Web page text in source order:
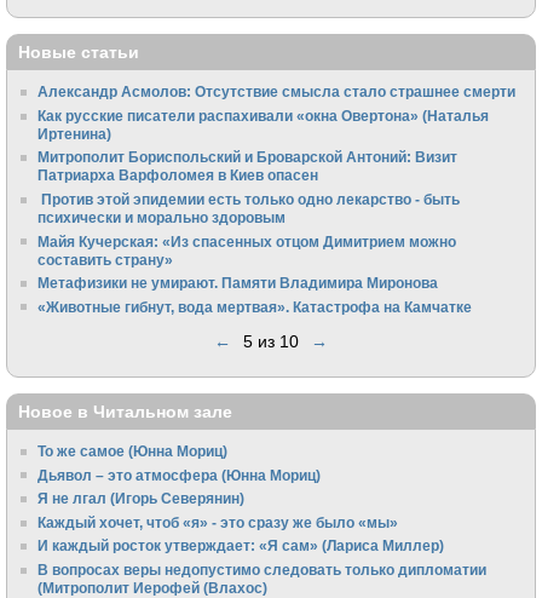
Новые статьи
Александр Асмолов: Отсутствие смысла стало страшнее смерти
Как русские писатели распахивали «окна Овертона» (Наталья
Иртенина)
Митрополит Бориспольский и Броварской Антоний: Визит
Патриарха Варфоломея в Киев опасен
Против этой эпидемии есть только одно лекарство - быть
психически и морально здоровым
Майя Кучерская: «Из спасенных отцом Димитрием можно
составить страну»
Метафизики не умирают. Памяти Владимира Миронова
«Животные гибнут, вода мертвая». Катастрофа на Камчатке
← 5 из 10 →
Новое в Читальном зале
То же самое (Юнна Мориц)
Дьявол – это атмосфера (Юнна Мориц)
Я не лгал (Игорь Северянин)
Каждый хочет, чтоб «я» - это сразу же было «мы»
И каждый росток утверждает: «Я сам» (Лариса Миллер)
В вопросах веры недопустимо следовать только дипломатии
(Митрополит Иерофей (Влахос)